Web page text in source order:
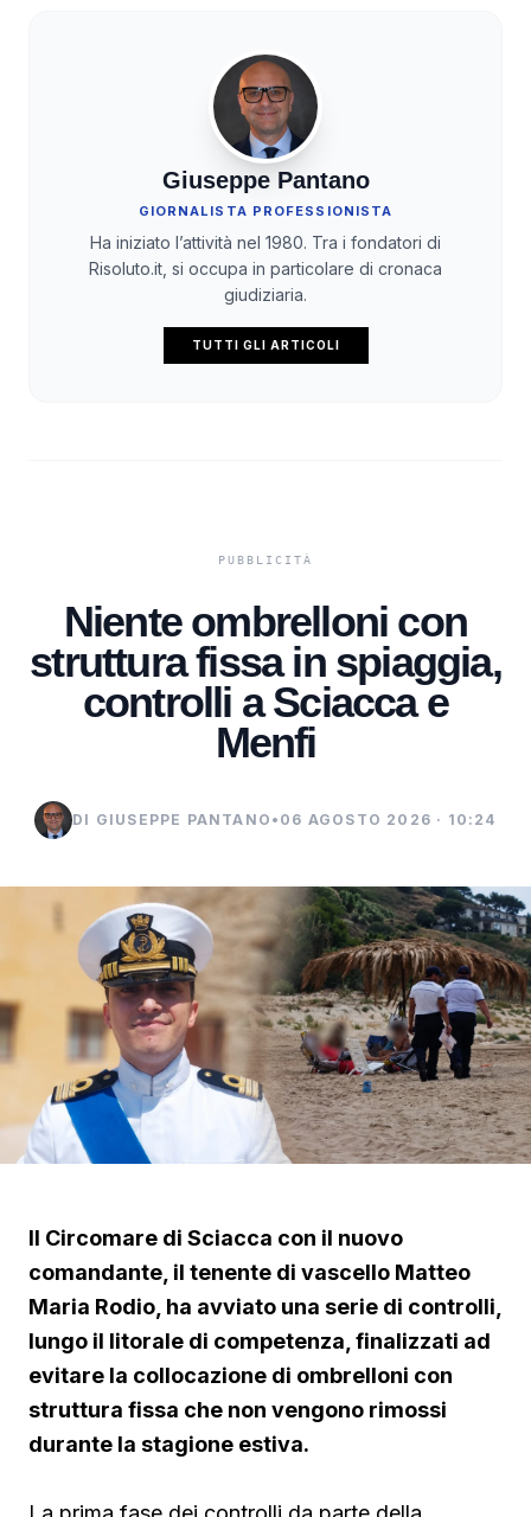
Giuseppe Pantano
GIORNALISTA PROFESSIONISTA
Ha iniziato l’attività nel 1980. Tra i fondatori di
Risoluto.it, si occupa in particolare di cronaca
giudiziaria.
TUTTI GLI ARTICOLI
Niente ombrelloni con
struttura fissa in spiaggia,
controlli a Sciacca e
Menfi
DI GIUSEPPE PANTANO • 06 AGOSTO 2026 · 10:24
Il Circomare di Sciacca con il nuovo
comandante, il tenente di vascello Matteo
Maria Rodio, ha avviato una serie di controlli,
lungo il litorale di competenza, finalizzati ad
evitare la collocazione di ombrelloni con
struttura fissa che non vengono rimossi
durante la stagione estiva.